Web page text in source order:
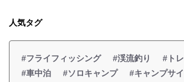
人気タグ
#フライフィッシング #渓流釣り
#ト
#車中泊
#ソロキャンプ
#キャンプサイ